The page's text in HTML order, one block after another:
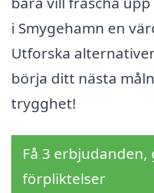
i Smygehamn en
Utforska
börja ditt nästa
trygghet!
Få 3
förpliktelser